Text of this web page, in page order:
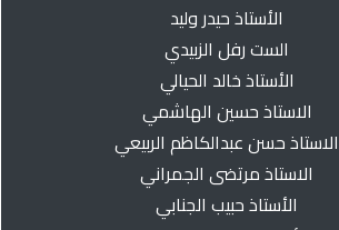
الأستاذ حيدر وليد
الست رفل الزبيدي
الأستاذ خالد الحيالي
الاستاذ حسين الهاشمي
الاستاذ حسن عبدالكاظم الربيعي
الاستاذ مرتضى الجمراني
الأستاذ حبيب الجنابي